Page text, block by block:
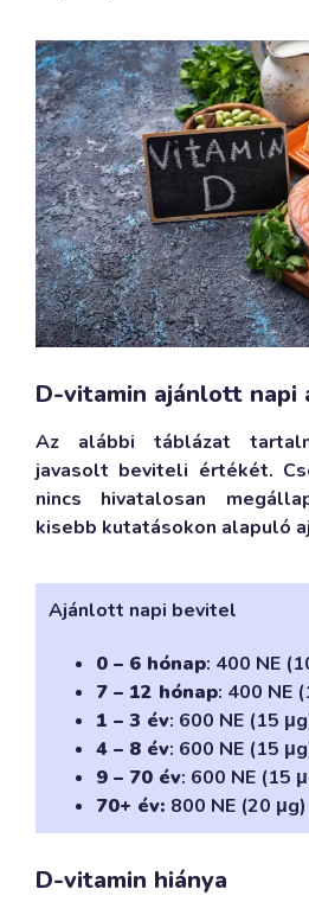
D-vitamin ajánlott napi
Az alábbi táblázat
javasolt beviteli értékét.
nincs hivatalosan
kisebb kutatásokon alapuló
Ajánlott napi bevitel
0 – 6 hónap: 400 NE
7 – 12 hónap: 400 NE
1 – 3 év: 600 NE (15
4 – 8 év: 600 NE (15
9 – 70 év: 600 NE (15
70+ év: 800 NE (20 μg)
D-vitamin hiánya